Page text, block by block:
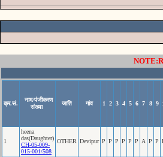
क्र.सं.
नाम/पंजीकरण
संख्या
जाति गांव 1 2 3 4 5 6 7 8 9
1
heena
das(Daughter)
CH-05-009-
015-001/508
OTHER Devipur P P P P P P A P P